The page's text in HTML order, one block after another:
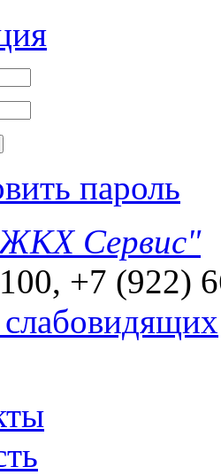
пароль
Сервис"
+7 (922)